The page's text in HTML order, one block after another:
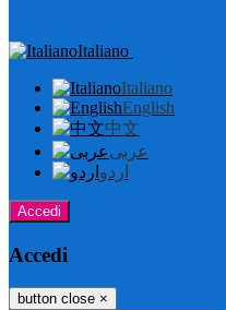
Italiano
Italiano
English
中文
عربى
اردو
Accedi
Accedi
button close ×